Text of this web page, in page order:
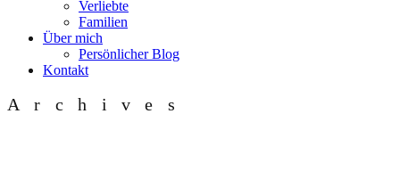
Verliebte
Familien
Über mich
Persönlicher Blog
Kontakt
Archives